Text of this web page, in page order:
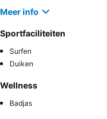
Meer info
Sportfaciliteiten
Surfen
Duiken
Wellness
Badjas